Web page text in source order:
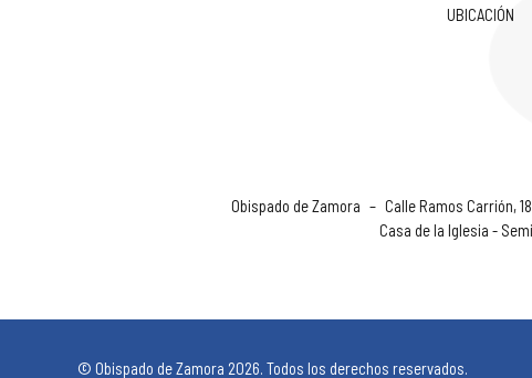
UBICACIÓN
Obispado de Zamora – Calle Ramos Carrión,
Casa de la Iglesia -
© Obispado de Zamora 2026. Todos los derechos reservados.